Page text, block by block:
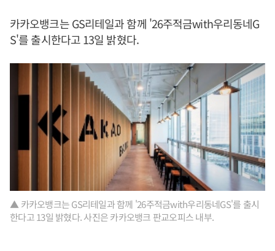
카카오뱅크는 GS리테일과 함께 '26주적금with우리동네G
S'를 출시한다고 13일 밝혔다.
▲ 카카오뱅크는 GS리테일과 함께 '26주적금with우리동네GS'를 출시
한다고 13일 밝혔다. 사진은 카카오뱅크 판교오피스 내부.